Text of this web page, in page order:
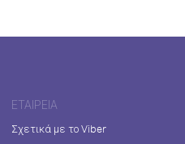
ΕΤΑΙΡΕΊΑ
Σχετικά με το Viber